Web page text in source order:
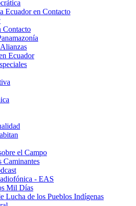
Ecuador en Contacto
Contacto
Ecuador
el Campo
Caminantes
- EAS
Mil Días
Lucha de los Pueblos Indígenas